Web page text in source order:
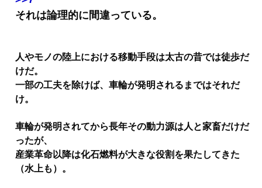
それは論理的に間違っている。
人やモノの陸上における移動手段は太古の昔では徒歩だ
けだ。
一部の工夫を除けば、車輪が発明されるまではそれだ
け。
車輪が発明されてから長年その動力源は人と家畜だけだ
ったが、
産業革命以降は化石燃料が大きな役割を果たしてきた
（水上も）。